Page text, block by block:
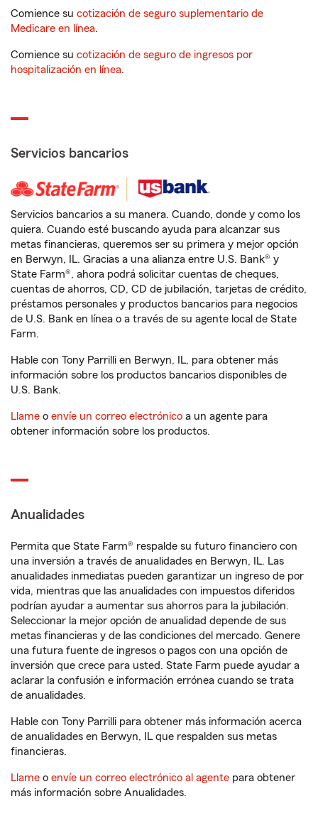
Comience su cotización de seguro suplementario de
Medicare en línea.
Comience su cotización de seguro de ingresos por
hospitalización en línea.
Servicios bancarios
Servicios bancarios a su manera. Cuando, donde y como los
quiera. Cuando esté buscando ayuda para alcanzar sus
metas financieras, queremos ser su primera y mejor opción
en Berwyn, IL. Gracias a una alianza entre U.S. Bank® y
State Farm®, ahora podrá solicitar cuentas de cheques,
cuentas de ahorros, CD, CD de jubilación, tarjetas de crédito,
préstamos personales y productos bancarios para negocios
de U.S. Bank en línea o a través de su agente local de State
Farm.
Hable con Tony Parrilli en Berwyn, IL, para obtener más
información sobre los productos bancarios disponibles de
U.S. Bank.
Llame o envíe un correo electrónico a un agente para
obtener información sobre los productos.
Anualidades
Permita que State Farm® respalde su futuro financiero con
una inversión a través de anualidades en Berwyn, IL. Las
anualidades inmediatas pueden garantizar un ingreso de por
vida, mientras que las anualidades con impuestos diferidos
podrían ayudar a aumentar sus ahorros para la jubilación.
Seleccionar la mejor opción de anualidad depende de sus
metas financieras y de las condiciones del mercado. Genere
una futura fuente de ingresos o pagos con una opción de
inversión que crece para usted. State Farm puede ayudar a
aclarar la confusión e información errónea cuando se trata
de anualidades.
Hable con Tony Parrilli para obtener más información acerca
de anualidades en Berwyn, IL que respalden sus metas
financieras.
Llame o envíe un correo electrónico al agente para obtener
más información sobre Anualidades.